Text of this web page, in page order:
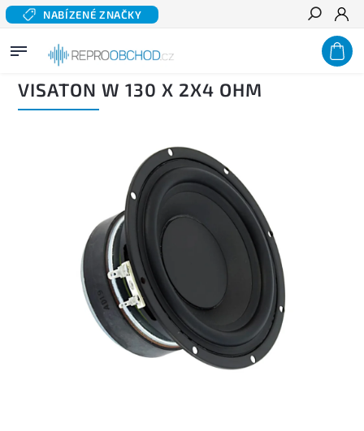
NABÍZENÉ ZNAČKY
Hledat
Domů/ Domácí audio/Komponentní reproduktory hi-fi
Basové a středobasové
reproduktory/VISATON W 130 X 2x4 OHM
VISATON W 130 X 2X4 OHM